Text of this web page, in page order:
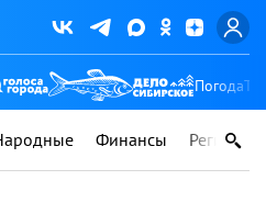
Погода
Финансы Регионы